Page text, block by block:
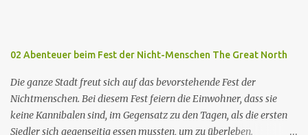
02 Abenteuer beim Fest der Nicht-Menschen The Great North
Die ganze Stadt freut sich auf das bevorstehende Fest der
Nichtmenschen. Bei diesem Fest feiern die Einwohner, dass sie
keine Kannibalen sind, im Gegensatz zu den Tagen, als die ersten
Siedler sich gegenseitig essen mussten, um zu überleben.